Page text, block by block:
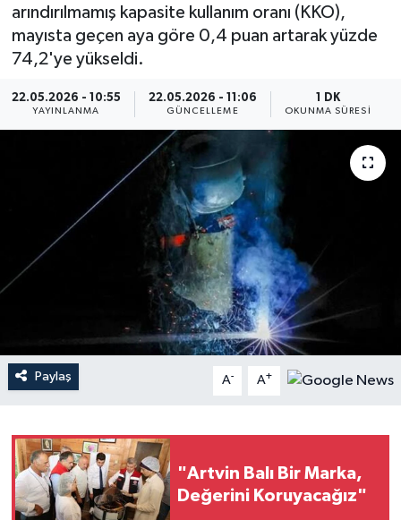
arındırılmamış kapasite kullanım oranı (KKO),
mayısta geçen aya göre 0,4 puan artarak yüzde
74,2'ye yükseldi.
22.05.2026 - 10:55
YAYINLANMA
22.05.2026 - 11:06
GÜNCELLEME
1 DK
OKUNMA SÜRESI
Paylaş A- A+
"Artvin Balı Bir Marka,
Değerini Koruyacağız"